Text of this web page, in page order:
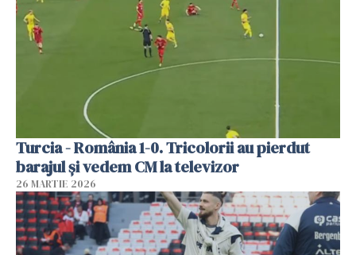
Turcia - România 1-0. Tricolorii au pierdut
barajul și vedem CM la televizor
26 MARTIE 2026